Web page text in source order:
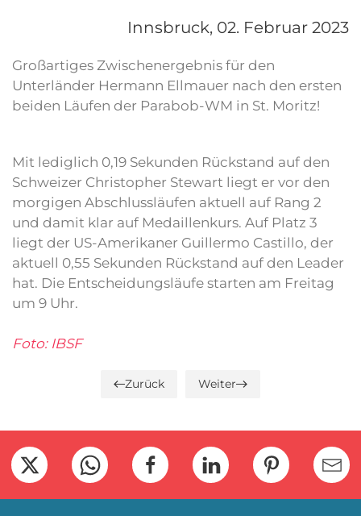
Innsbruck, 02. Februar 2023
Großartiges Zwischenergebnis für den
Unterländer Hermann Ellmauer nach den ersten
beiden Läufen der Parabob-WM in St. Moritz!
Mit lediglich 0,19 Sekunden Rückstand auf den
Schweizer Christopher Stewart liegt er vor den
morgigen Abschlussläufen aktuell auf Rang 2
und damit klar auf Medaillenkurs. Auf Platz 3
liegt der US-Amerikaner Guillermo Castillo, der
aktuell 0,55 Sekunden Rückstand auf den Leader
hat. Die Entscheidungsläufe starten am Freitag
um 9 Uhr.
Foto: IBSF
Zurück Weiter